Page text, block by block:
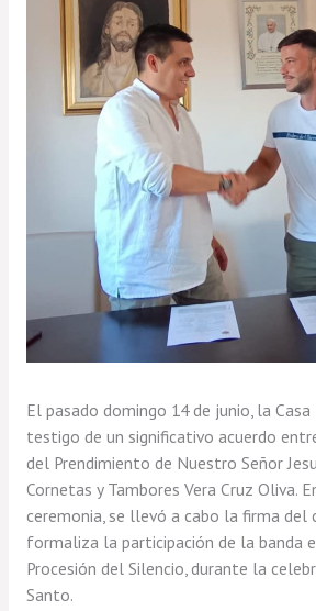
El pasado domingo 14 de junio, la
testigo de un significativo acuerdo
del Prendimiento de Nuestro Señor
Cornetas y Tambores Vera Cruz Oliva.
ceremonia, se llevó a cabo la firma
formaliza la participación de la banda
Procesión del Silencio, durante la
Santo.